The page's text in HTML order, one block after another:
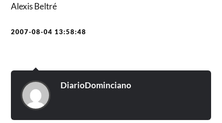
Alexis Beltré
2007-08-04 13:58:48
DiarioDominciano